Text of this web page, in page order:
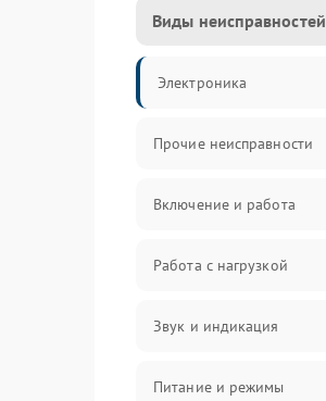
Виды неисправностей
Электроника
Прочие неисправности
Включение и работа
Работа с нагрузкой
Звук и индикация
Питание и режимы